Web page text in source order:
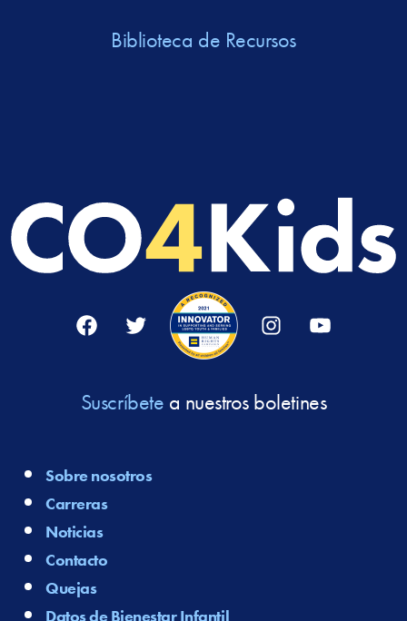
Biblioteca de Recursos
Suscríbete a nuestros boletines
Sobre nosotros
Carreras
Noticias
Contacto
Quejas
Datos de Bienestar Infantil